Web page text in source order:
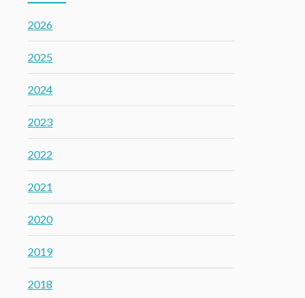
2026
2025
2024
2023
2022
2021
2020
2019
2018